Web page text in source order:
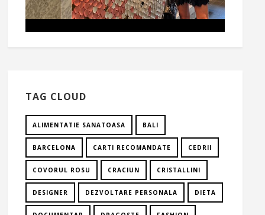
TAG CLOUD
ALIMENTATIE SANATOASA BALI
BARCELONA CARTI RECOMANDATE CEDRII
COVORUL ROSU CRACIUN CRISTALLINI
DESIGNER DEZVOLTARE PERSONALA DIETA